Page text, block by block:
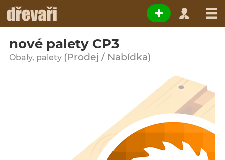
nové palety CP3
Obaly, palety (Prodej / Nabídka)